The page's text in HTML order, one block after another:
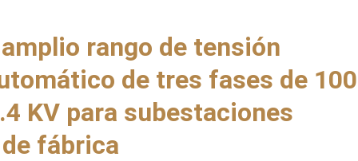
rango de tensión
de tres fases de 100
KV para subestaciones
fábrica